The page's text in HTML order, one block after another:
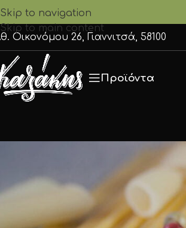
Skip to navigation
Skip to main content
Οικονόμου 26, Γιαννιτσά, 58100
Προϊόντα
ΚΑΤΗΓΟΡΊΕΣ